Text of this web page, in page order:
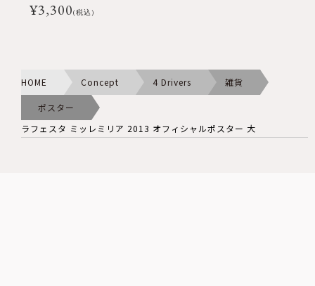
¥3,300(税込)
HOME Concept 4 Drivers 雑貨
ポスター
ラフェスタ ミッレミリア 2013 オフィシャルポスター 大